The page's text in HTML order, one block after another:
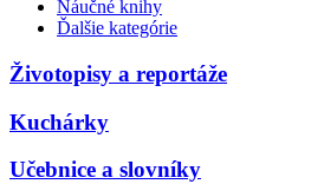
Náučné knihy
Ďalšie kategórie
Životopisy a reportáže
Kuchárky
Učebnice a slovníky